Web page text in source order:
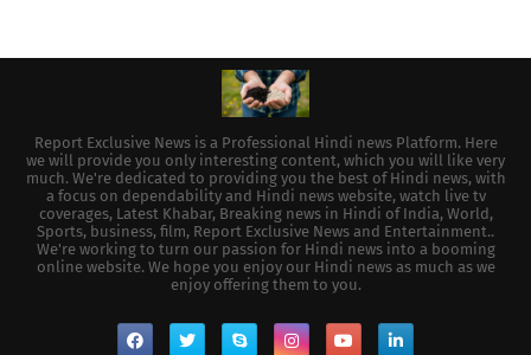
Report Exclusive News is a Professional Hindi news Platform. Here
we will provide you only interesting content, which you will like very
much. We're dedicated to providing you the best of Hindi news, with
a focus on dependability and Hindi news website, watch live tv
coverages, Latest Khabar, Breaking news in Hindi of India, World,
Sports, business, film, Report Exclusive News and Entertainment..
We're working to turn our passion for Hindi news into a booming
online website. We hope you enjoy our Hindi news as much as we
enjoy offering them to you.